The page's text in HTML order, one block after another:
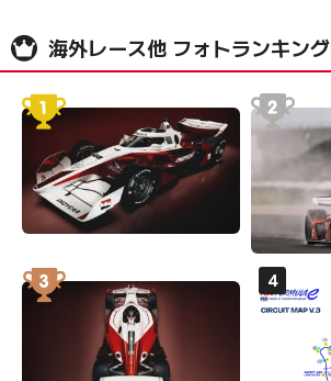
海外レース他 フォトランキング